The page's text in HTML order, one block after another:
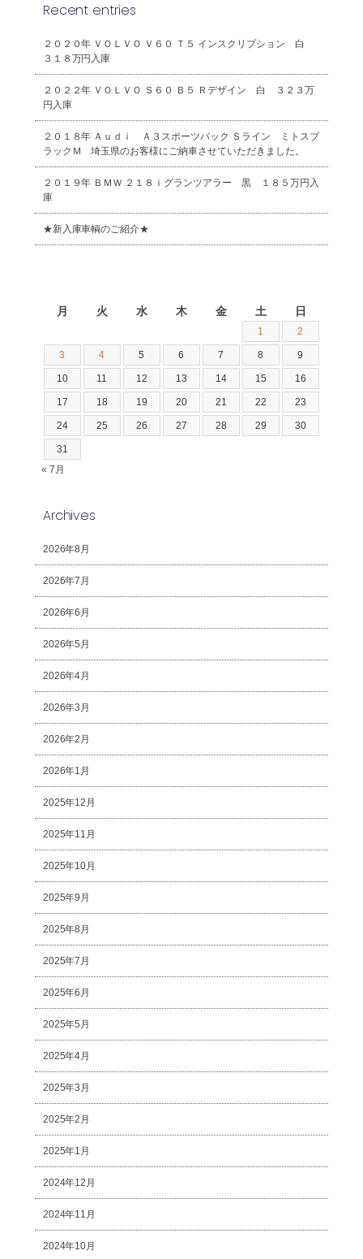
Recent entries
２０２０年 ＶＯＬＶＯ Ｖ６０ Ｔ５ インスクリプション 白
３１８万円入庫
２０２２年 ＶＯＬＶＯ Ｓ６０ Ｂ５ Ｒデザイン 白 ３２３万
円入庫
２０１８年 Ａｕｄｉ Ａ３スポーツバック Ｓライン ミトスブ
ラックＭ 埼玉県のお客様にご納車させていただきました。
２０１９年 ＢＭＷ ２１８ｉグランツアラー 黒 １８５万円入
庫
★新入庫車輌のご紹介★
月 火 水 木 金 土 日
1 2
3 4 5 6 7 8 9
10 11 12 13 14 15 16
17 18 19 20 21 22 23
24 25 26 27 28 29 30
31
« 7月
Archives
2026年8月
2026年7月
2026年6月
2026年5月
2026年4月
2026年3月
2026年2月
2026年1月
2025年12月
2025年11月
2025年10月
2025年9月
2025年8月
2025年7月
2025年6月
2025年5月
2025年4月
2025年3月
2025年2月
2025年1月
2024年12月
2024年11月
2024年10月